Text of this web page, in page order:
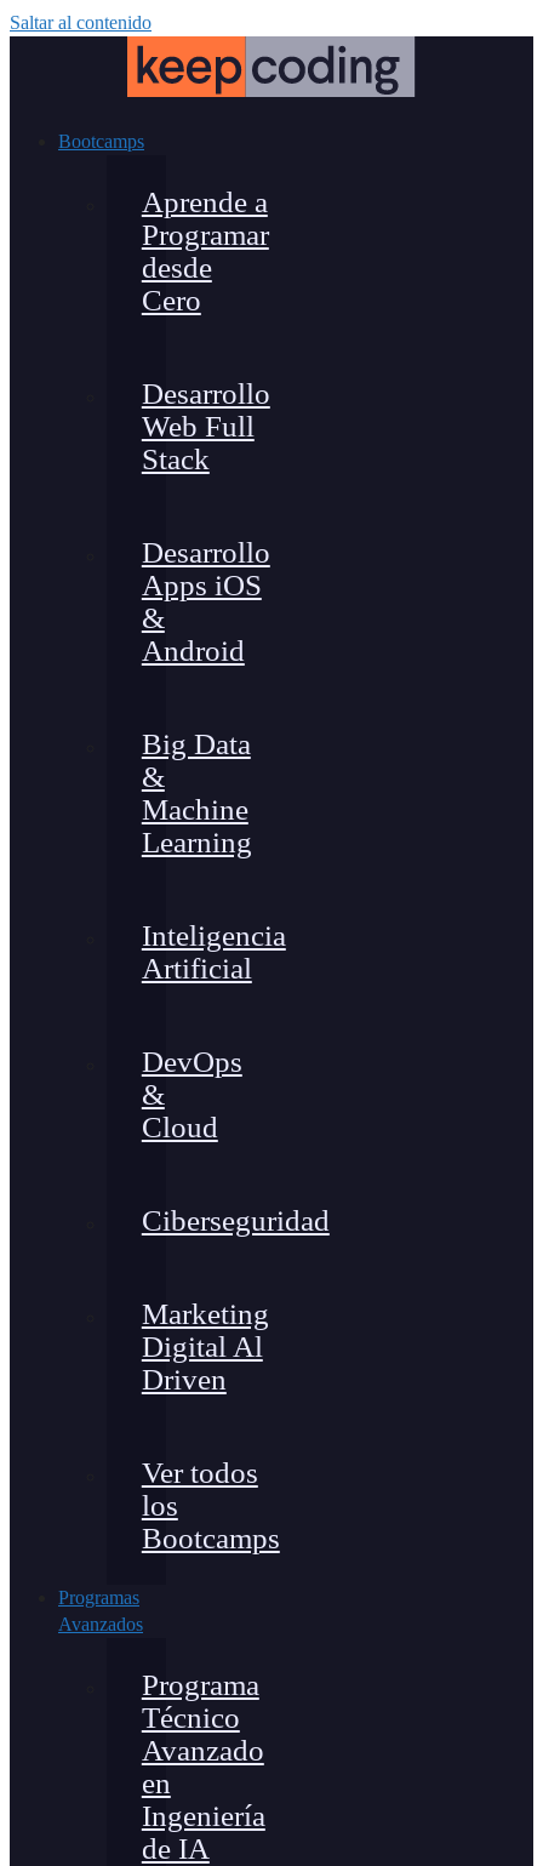
Saltar al contenido
Bootcamps
Aprende a
Programar
desde
Cero
Desarrollo
Web Full
Stack
Desarrollo
Apps iOS
&
Android
Big Data
&
Machine
Learning
Inteligencia
Artificial
DevOps
&
Cloud
Ciberseguridad
Marketing
Digital Al
Driven
Ver todos
los
Bootcamps
Programas
Avanzados
Programa
Técnico
Avanzado
en
Ingeniería
de IA